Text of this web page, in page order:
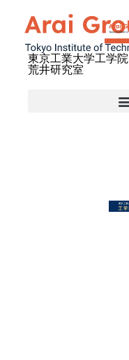
東京工業大学工学院
荒井研究室